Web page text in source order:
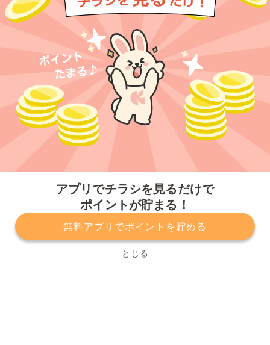
アプリでチラシを見るだけで
ポイントが貯まる！
無料アプリでポイントを貯める
とじる
プライバシーポリシー 利用規約
運営会社
サービスに関してのお問い合わせ